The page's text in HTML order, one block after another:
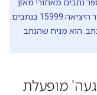
נתבים מאחורי מאזן
עומסים (ELB). יכול להיות שה-ELB מוגדר לניטור היציאה 15999 בנתבים.
העומסים אין גישה ליציאה 15999 בנתב. הוא מניח שהנתב
מופעלת